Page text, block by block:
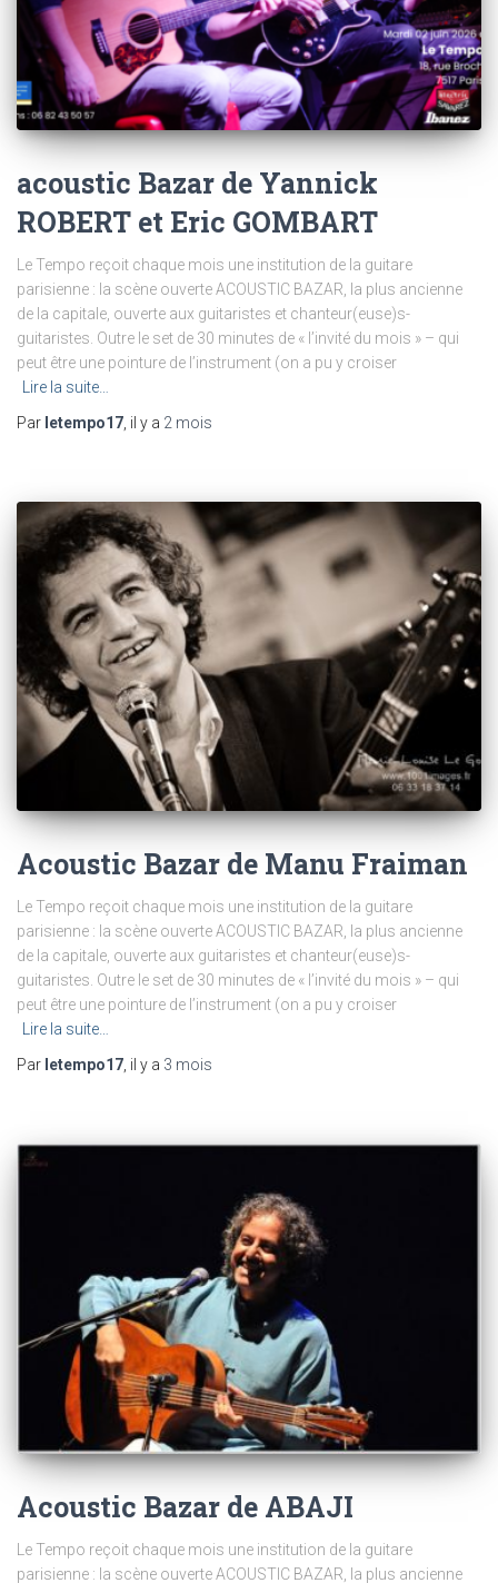
acoustic Bazar de Yannick
ROBERT et Eric GOMBART
Le Tempo reçoit chaque mois une institution de la guitare
parisienne : la scène ouverte ACOUSTIC BAZAR, la plus ancienne
de la capitale, ouverte aux guitaristes et chanteur(euse)s-
guitaristes. Outre le set de 30 minutes de « l’invité du mois » – qui
peut être une pointure de l’instrument (on a pu y croiser
Lire la suite…
Par letempo17 , il y a 2 mois
Acoustic Bazar de Manu Fraiman
Le Tempo reçoit chaque mois une institution de la guitare
parisienne : la scène ouverte ACOUSTIC BAZAR, la plus ancienne
de la capitale, ouverte aux guitaristes et chanteur(euse)s-
guitaristes. Outre le set de 30 minutes de « l’invité du mois » – qui
peut être une pointure de l’instrument (on a pu y croiser
Lire la suite…
Par letempo17, il y a 3 mois
Acoustic Bazar de ABAJI
Le Tempo reçoit chaque mois une institution de la guitare
parisienne : la scène ouverte ACOUSTIC BAZAR, la plus ancienne